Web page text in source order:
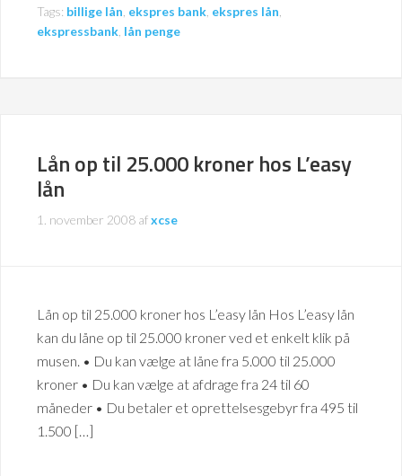
Tags: billige lån ekspres bank ekspres lån
ekspressbank lån penge
Lån op til 25.000 kroner hos L’easy
lån
1. november 2008 afxcse
Lån op til 25.000 kroner hos L’easy lån Hos L’easy lån
kan du låne op til 25.000 kroner ved et enkelt klik på
musen. • Du kan vælge at låne fra 5.000 til 25.000
kroner • Du kan vælge at afdrage fra 24 til 60
måneder • Du betaler et oprettelsesgebyr fra 495 til
1.500 […]